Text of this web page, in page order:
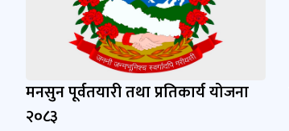
मनसुन पूर्वतयारी तथा प्रतिकार्य योजना
२०८३